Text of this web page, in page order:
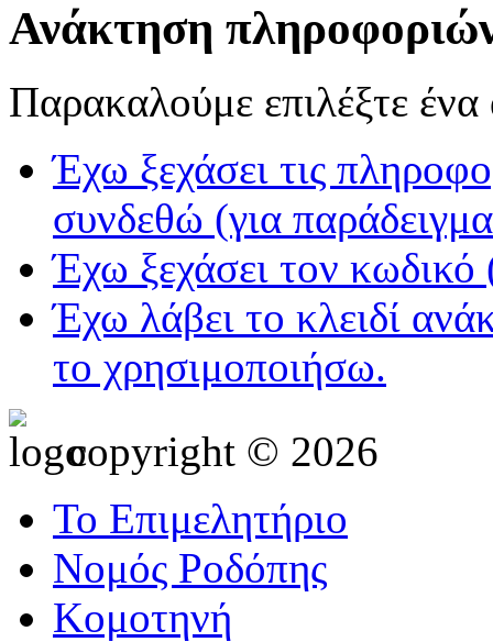
Ανάκτηση
Παρακαλούμε επιλέξτε
Έχω ξεχάσει τις
συνδεθώ (για
Έχω ξεχάσει τον
Έχω λάβει το κλειδί
το χρησιμοποιήσω.
copyright © 2026
Το Επιμελητήριο
Νομός Ροδόπης
Κομοτηνή